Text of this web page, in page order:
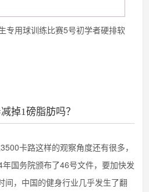
专用球训练比赛5号初学者硬排软
掉1磅脂肪吗？
卡路这样的观察角度还有很多，
国务院颁布了46号文件，要加快发
间，中国的健身行业几乎发生了翻